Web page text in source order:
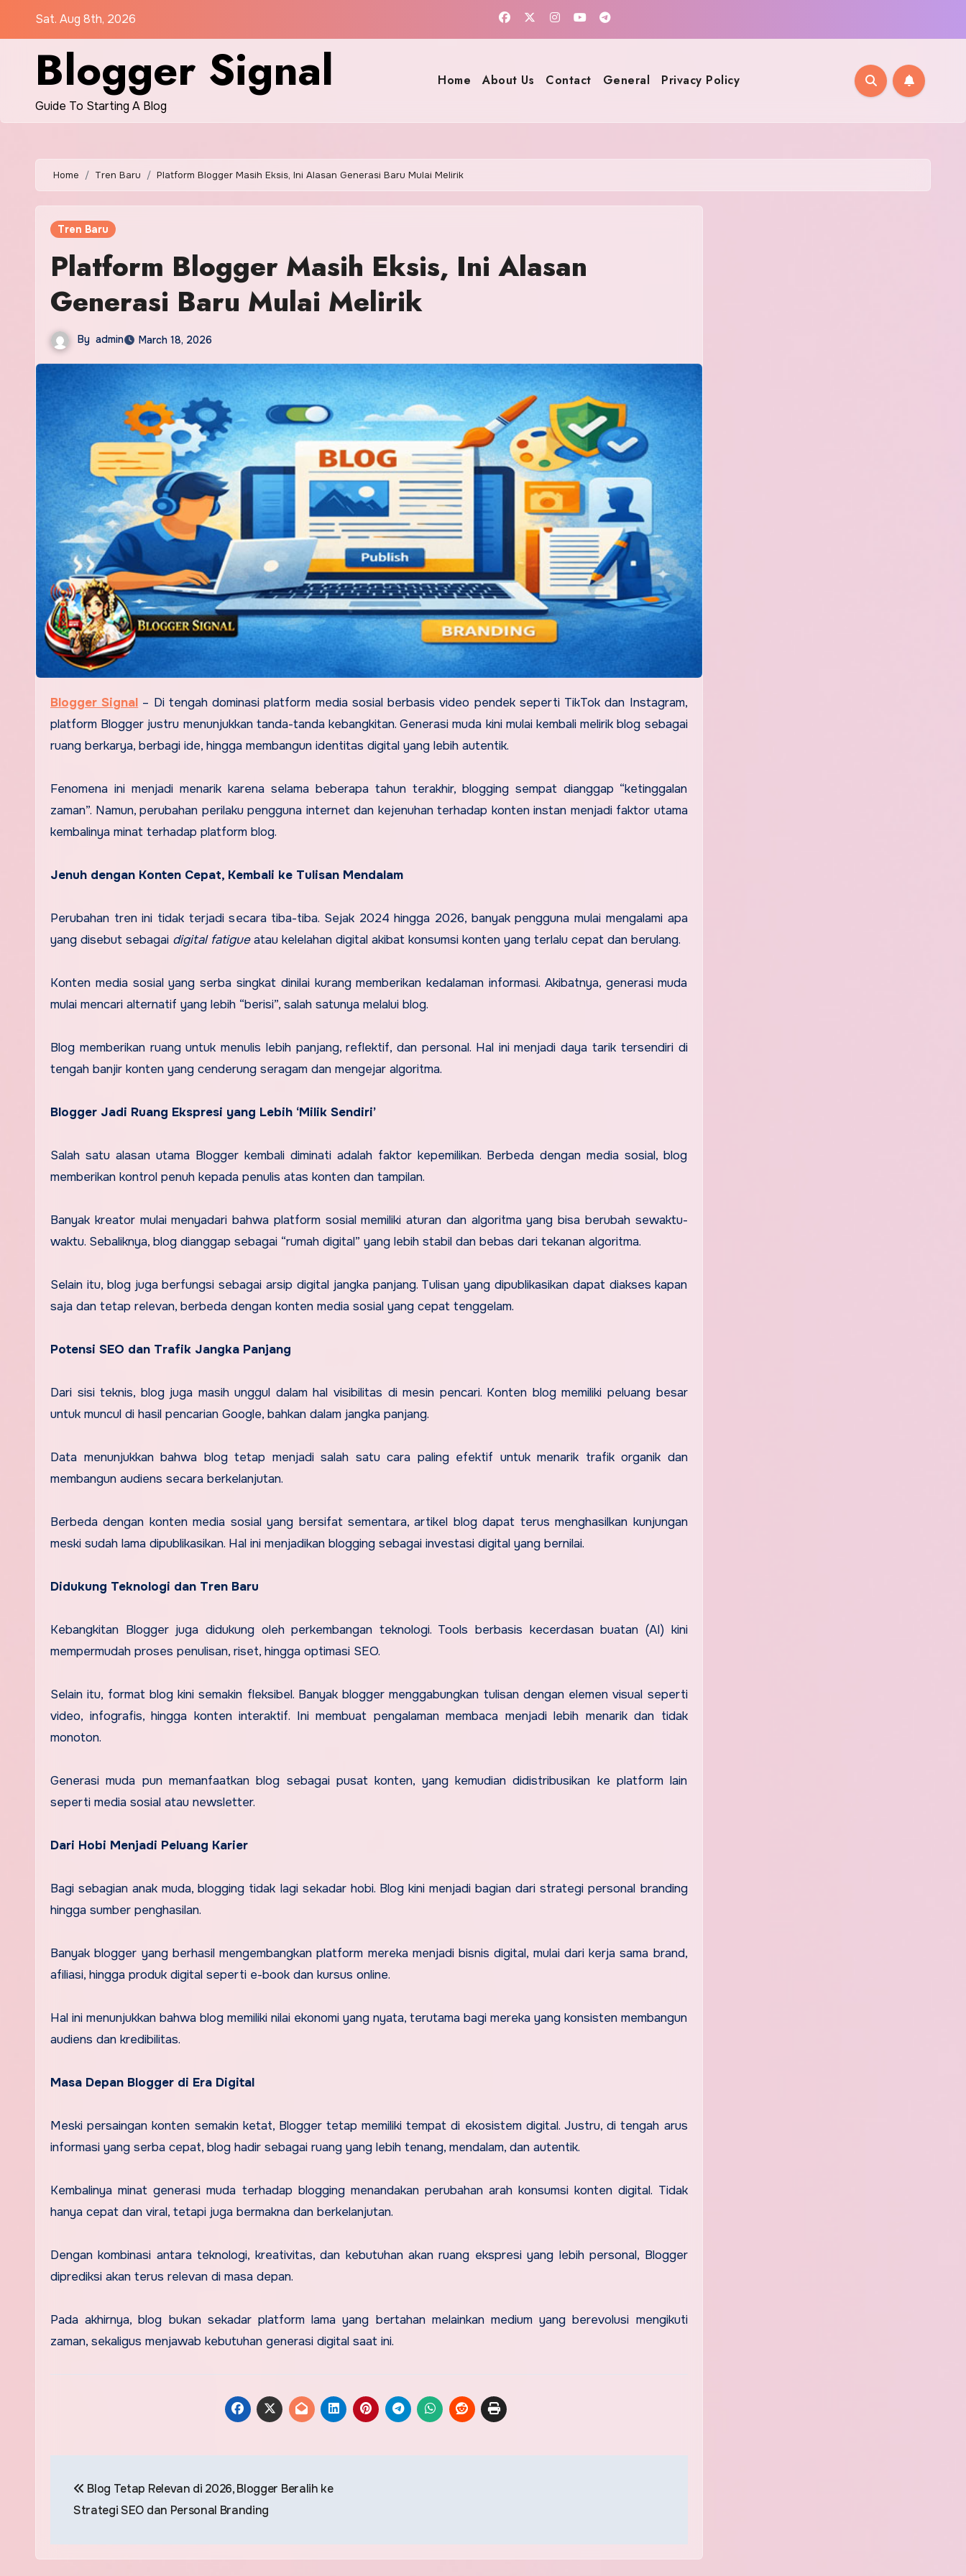
Sat. Aug 8th, 2026
Blogger Signal
Guide To Starting A Blog
Home About Us Contact General Privacy Policy
Home Tren Baru Platform Blogger Masih Eksis, Ini Alasan Generasi Baru Mulai Melirik
Tren Baru
Platform Blogger Masih Eksis, Ini Alasan
Generasi Baru Mulai Melirik
By admin March 18, 2026
Blogger Signal – Di tengah dominasi platform media sosial berbasis video pendek seperti TikTok dan Instagram,
platform Blogger justru menunjukkan tanda-tanda kebangkitan. Generasi muda kini mulai kembali melirik blog sebagai
ruang berkarya, berbagi ide, hingga membangun identitas digital yang lebih autentik.
Fenomena ini menjadi menarik karena selama beberapa tahun terakhir, blogging sempat dianggap “ketinggalan
zaman”. Namun, perubahan perilaku pengguna internet dan kejenuhan terhadap konten instan menjadi faktor utama
kembalinya minat terhadap platform blog.
Jenuh dengan Konten Cepat, Kembali ke Tulisan Mendalam
Perubahan tren ini tidak terjadi secara tiba-tiba. Sejak 2024 hingga 2026, banyak pengguna mulai mengalami apa
yang disebut sebagai digital fatigueatau kelelahan digital akibat konsumsi konten yang terlalu cepat dan berulang.
Konten media sosial yang serba singkat dinilai kurang memberikan kedalaman informasi. Akibatnya, generasi muda
mulai mencari alternatif yang lebih “berisi”, salah satunya melalui blog.
Blog memberikan ruang untuk menulis lebih panjang, reflektif, dan personal. Hal ini menjadi daya tarik tersendiri di
tengah banjir konten yang cenderung seragam dan mengejar algoritma.
Blogger Jadi Ruang Ekspresi yang Lebih ‘Milik Sendiri’
Salah satu alasan utama Blogger kembali diminati adalah faktor kepemilikan. Berbeda dengan media sosial, blog
memberikan kontrol penuh kepada penulis atas konten dan tampilan.
Banyak kreator mulai menyadari bahwa platform sosial memiliki aturan dan algoritma yang bisa berubah sewaktu-
waktu. Sebaliknya, blog dianggap sebagai “rumah digital” yang lebih stabil dan bebas dari tekanan algoritma.
Selain itu, blog juga berfungsi sebagai arsip digital jangka panjang. Tulisan yang dipublikasikan dapat diakses kapan
saja dan tetap relevan, berbeda dengan konten media sosial yang cepat tenggelam.
Potensi SEO dan Trafik Jangka Panjang
Dari sisi teknis, blog juga masih unggul dalam hal visibilitas di mesin pencari. Konten blog memiliki peluang besar
untuk muncul di hasil pencarian Google, bahkan dalam jangka panjang.
Data menunjukkan bahwa blog tetap menjadi salah satu cara paling efektif untuk menarik trafik organik dan
membangun audiens secara berkelanjutan.
Berbeda dengan konten media sosial yang bersifat sementara, artikel blog dapat terus menghasilkan kunjungan
meski sudah lama dipublikasikan. Hal ini menjadikan blogging sebagai investasi digital yang bernilai.
Didukung Teknologi dan Tren Baru
Kebangkitan Blogger juga didukung oleh perkembangan teknologi. Tools berbasis kecerdasan buatan (AI) kini
mempermudah proses penulisan, riset, hingga optimasi SEO.
Selain itu, format blog kini semakin fleksibel. Banyak blogger menggabungkan tulisan dengan elemen visual seperti
video, infografis, hingga konten interaktif. Ini membuat pengalaman membaca menjadi lebih menarik dan tidak
monoton.
Generasi muda pun memanfaatkan blog sebagai pusat konten, yang kemudian didistribusikan ke platform lain
seperti media sosial atau newsletter.
Dari Hobi Menjadi Peluang Karier
Bagi sebagian anak muda, blogging tidak lagi sekadar hobi. Blog kini menjadi bagian dari strategi personal branding
hingga sumber penghasilan.
Banyak blogger yang berhasil mengembangkan platform mereka menjadi bisnis digital, mulai dari kerja sama brand,
afiliasi, hingga produk digital seperti e-book dan kursus online.
Hal ini menunjukkan bahwa blog memiliki nilai ekonomi yang nyata, terutama bagi mereka yang konsisten membangun
audiens dan kredibilitas.
Masa Depan Blogger di Era Digital
Meski persaingan konten semakin ketat, Blogger tetap memiliki tempat di ekosistem digital. Justru, di tengah arus
informasi yang serba cepat, blog hadir sebagai ruang yang lebih tenang, mendalam, dan autentik.
Kembalinya minat generasi muda terhadap blogging menandakan perubahan arah konsumsi konten digital. Tidak
hanya cepat dan viral, tetapi juga bermakna dan berkelanjutan.
Dengan kombinasi antara teknologi, kreativitas, dan kebutuhan akan ruang ekspresi yang lebih personal, Blogger
diprediksi akan terus relevan di masa depan.
Pada akhirnya, blog bukan sekadar platform lama yang bertahan melainkan medium yang berevolusi mengikuti
zaman, sekaligus menjawab kebutuhan generasi digital saat ini.
navigation
Blog Tetap Relevan di 2026, Blogger Beralih ke
Strategi SEO dan Personal Branding